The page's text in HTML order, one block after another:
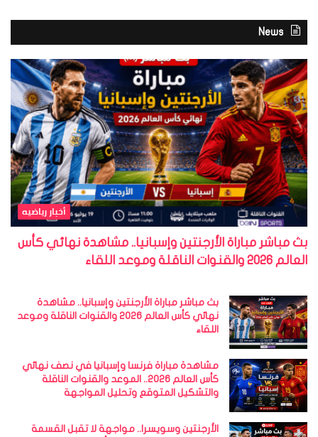
News
أخبار رياضيه
بث مباشر مباراة الأرجنتين وإسبانيا.. مشاهدة نهائي كأس
العالم 2026 والقنوات الناقلة وموعد اللقاء
بث مباشر مباراة الأرجنتين وإسبانيا.. مشاهدة
نهائي كأس العالم 2026 والقنوات الناقلة وموعد
اللقاء
مشاهدة مباراة فرنسا وإسبانيا في نصف نهائي
كأس العالم 2026.. الموعد والقنوات الناقلة
والتشكيل المتوقع وتحليل المواجهة
الأرجنتين وسويسرا.. مواجهة لا تقبل القسمة